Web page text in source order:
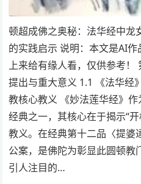
顿超成佛之奥秘：法华经中龙
的实践启示 说明：本文是AI
上来给有缘人看，仅供参考！
提出与重大意义 1.1 《法华经
教核心教义 《妙法莲华经》
经典之一，其核心在于揭示“
教义。在经典第十二品〈提婆
公案，是佛陀为彰显此圆顿
引人注目的…